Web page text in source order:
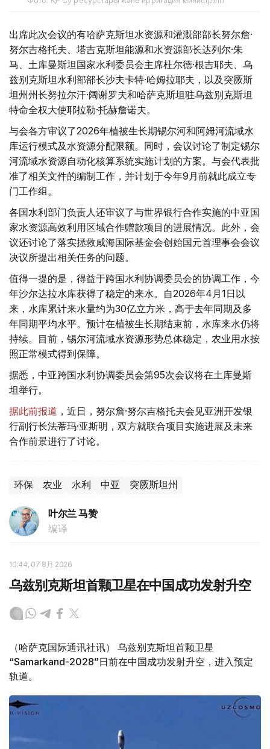
出席此次会议的有哈萨克斯坦水资源和灌溉部部长努尔詹·
努尔吉格托夫、塔吉克斯坦能源和水资源部长达列尔·朱
马、土库曼斯坦国家水利委员会主席杜尔德·根吉耶夫、乌
兹别克斯坦水利部部长沙夫卡特·哈姆拉耶夫，以及突厥斯
坦州州长努拉尔汗·阔谢罗夫和哈萨克斯坦驻乌兹别克斯坦
特命全权大使耶拉勒·托赫詹诺夫。
与会各方审议了2026年植被生长期锡尔河和阿姆河流域水
库运行模式及水资源分配限额。同时，会议讨论了制定锡尔
河流域水资源自动化核算系统实施计划的方案。与会代表批
准了相关文件的编制工作，并计划于今年9月前就此成立专
门工作组。
各国水利部门负责人还审议了与世界银行合作实施的中亚国
家水资源高效利用区域合作赠款项目的进展情况。此外，会
议还讨论了落实拯救咸海国际基金会创始国元首理事会会议
决议所提出相关任务的问题。
值得一提的是，得益于跨国水利协调委员会的协调工作，今
年沙尔达拉水库获得了稳定的来水。自2026年4月1日以
来，水库累计来水量约为30亿立方米，高于去年同期及多
年同期平均水平。预计在植被生长期结束前，水库来水仍将
持续。目前，锡尔河流域水资源形势总体稳定，农业用水按
照正常模式得到保障。
据悉，中亚跨国水利协调委员会第95次会议将在土库曼斯
坦举行。
据此前报道 ，近日，努尔詹·努尔吉格托夫会见亚洲开发银
行副行长法蒂玛·亚斯明，双方就联合项目实施进展及未来
合作前景进行了讨论。
环保 农业 水利 中亚 突厥斯坦州
叶尔兰 马赞
编译
10:44, 07 8月 2026
乌兹别克斯坦首颗卫星在中国成功发射升空
（哈萨克国际通讯社讯） 乌兹别克斯坦首颗卫星
“Samarkand-2028”日前在中国成功发射升空，进入预定
轨道。